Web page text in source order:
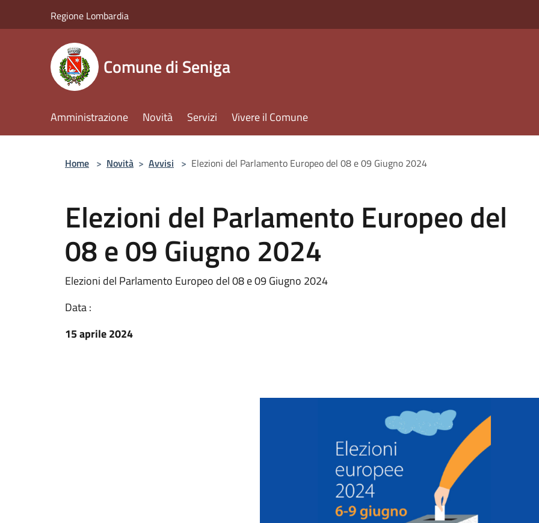
Regione Lombardia
Comune di Seniga
Amministrazione Novità Servizi Vivere il Comune
Home > Novità > Avvisi > Elezioni del Parlamento Europeo del 08 e 09 Giugno 2024
Elezioni del Parlamento Europeo del
08 e 09 Giugno 2024
Elezioni del Parlamento Europeo del 08 e 09 Giugno 2024
Data :
15 aprile 2024